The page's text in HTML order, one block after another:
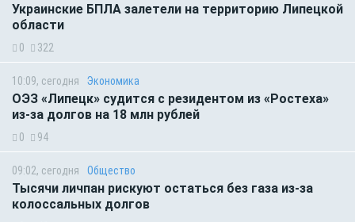
Украинские БПЛА залетели на территорию Липецкой
области
0 322
10:09, сегодня Экономика
ОЭЗ «Липецк» судится с резидентом из «Ростеха»
из-за долгов на 18 млн рублей
0 94
09:02, сегодня Общество
Тысячи личпан рискуют остаться без газа из-за
колоссальных долгов